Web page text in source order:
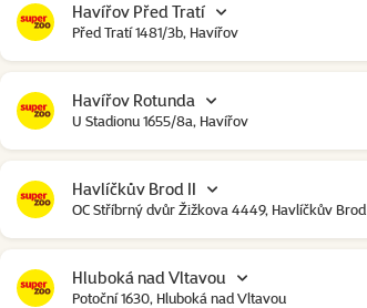
Havířov Před Tratí
Před Tratí 1481/3b, Havířov
Havířov Rotunda
U Stadionu 1655/8a, Havířov
Havlíčkův Brod II
OC Stříbrný dvůr Žižkova 4449, Havlíčkův Brod
Hluboká nad Vltavou
Potoční 1630, Hluboká nad Vltavou